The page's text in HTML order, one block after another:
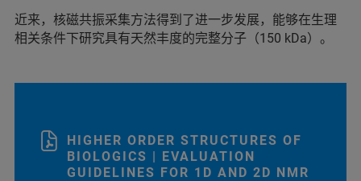
近来，核磁共振采集方法得到了进一步发展，能够在生理
相关条件下研究具有天然丰度的完整分子（150 kDa）。
HIGHER ORDER STRUCTURES OF
BIOLOGICS | EVALUATION
GUIDELINES FOR 1D AND 2D NMR